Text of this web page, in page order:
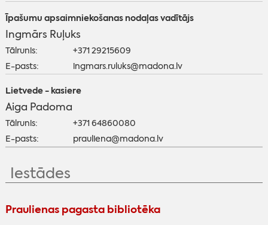
Īpašumu apsaimniekošanas nodaļas vadītājs
Ingmārs Ruļuks
Tālrunis:
+371 29215609
E-pasts:
ingmars.ruluks@madona.lv
Lietvede - kasiere
Aiga Padoma
Tālrunis:
+371 64860080
E-pasts:
prauliena@madona.lv
Iestādes
Praulienas pagasta bibliotēka